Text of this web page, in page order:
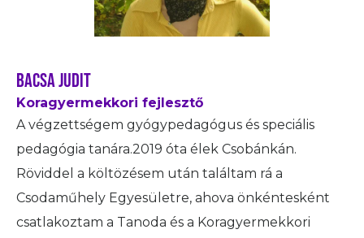
bacsa judit
Koragyermekkori fejlesztő
A végzettségem gyógypedagógus és speciális
pedagógia tanára.2019 óta élek Csobánkán.
Röviddel a költözésem után találtam rá a
Csodaműhely Egyesületre, ahova önkéntesként
csatlakoztam a Tanoda és a Koragyermekkori